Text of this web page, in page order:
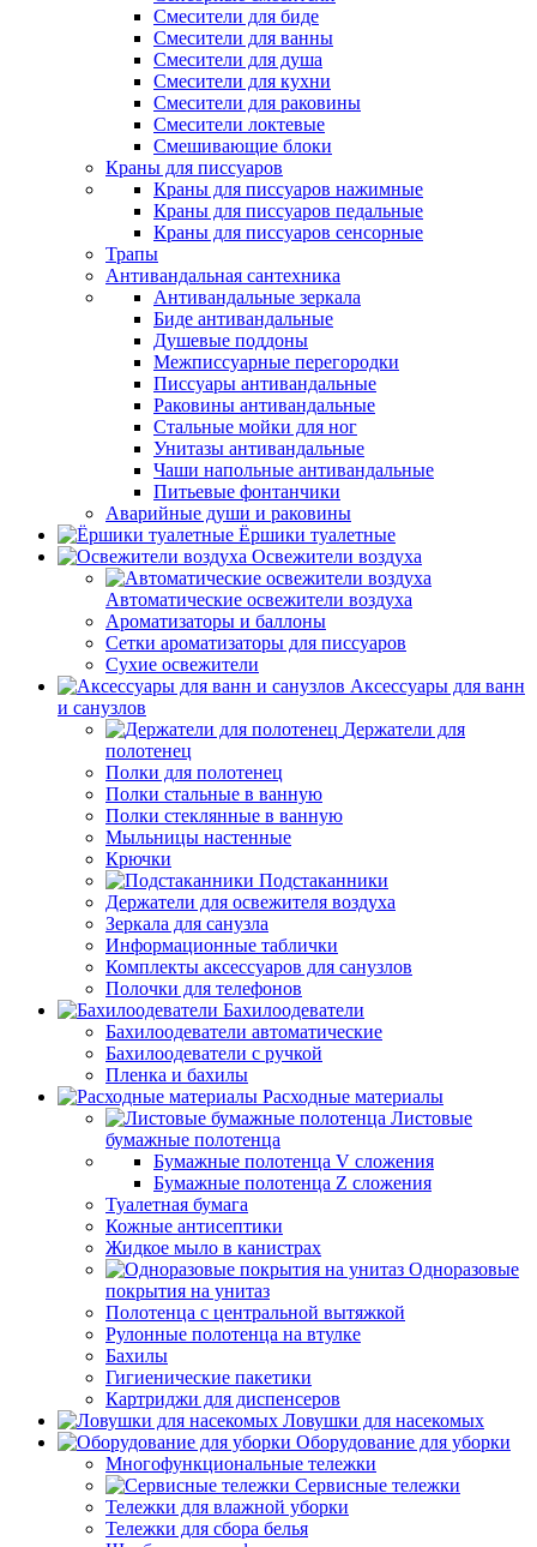
Смесители для биде
Смесители для ванны
Смесители для душа
Смесители для кухни
Смесители для раковины
Смесители локтевые
Смешивающие блоки
Краны для писсуаров
Краны для писсуаров нажимные
Краны для писсуаров педальные
Краны для писсуаров сенсорные
Трапы
Антивандальная сантехника
Антивандальные зеркала
Биде антивандальные
Душевые поддоны
Межписсуарные перегородки
Писсуары антивандальные
Раковины антивандальные
Стальные мойки для ног
Унитазы антивандальные
Чаши напольные антивандальные
Питьевые фонтанчики
Аварийные души и раковины
Ёршики туалетные
Освежители воздуха
Автоматические освежители воздуха
Ароматизаторы и баллоны
Сетки ароматизаторы для писсуаров
Сухие освежители
Аксессуары для ванн
и санузлов
Держатели для
полотенец
Полки для полотенец
Полки стальные в ванную
Полки стеклянные в ванную
Мыльницы настенные
Крючки
Подстаканники
Держатели для освежителя воздуха
Зеркала для санузла
Информационные таблички
Комплекты аксессуаров для санузлов
Полочки для телефонов
Бахилоодеватели
Бахилоодеватели автоматические
Бахилоодеватели с ручкой
Пленка и бахилы
Расходные материалы
Листовые
бумажные полотенца
Бумажные полотенца V сложения
Бумажные полотенца Z сложения
Туалетная бумага
Кожные антисептики
Жидкое мыло в канистрах
Одноразовые
покрытия на унитаз
Полотенца с центральной вытяжкой
Рулонные полотенца на втулке
Бахилы
Гигиенические пакетики
Картриджи для диспенсеров
Ловушки для насекомых
Оборудование для уборки
Многофункциональные тележки
Сервисные тележки
Тележки для влажной уборки
Тележки для сбора белья